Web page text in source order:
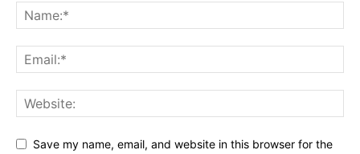
Save my name, email, and website in this browser for the